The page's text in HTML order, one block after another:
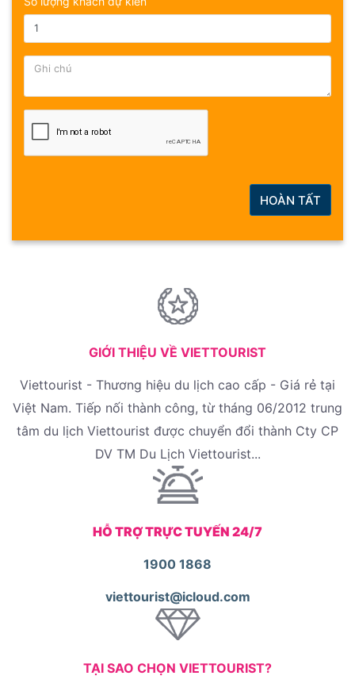
HOÀN TẤT
GIỚI THIỆU VỀ VIETTOURIST
Viettourist - Thương hiệu du lịch cao cấp - Giá rẻ tại
Việt Nam. Tiếp nối thành công, từ tháng 06/2012 trung
tâm du lịch Viettourist được chuyển đổi thành Cty CP
DV TM Du Lịch Viettourist...
HỖ TRỢ TRỰC TUYẾN 24/7
1900 1868
viettourist@icloud.com
TẠI SAO CHỌN VIETTOURIST?